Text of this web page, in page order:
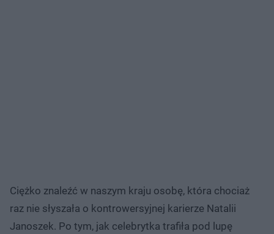
Ciężko znaleźć w naszym kraju osobę, która chociaż
raz nie słyszała o kontrowersyjnej karierze Natalii
Janoszek. Po tym, jak celebrytka trafiła pod lupę